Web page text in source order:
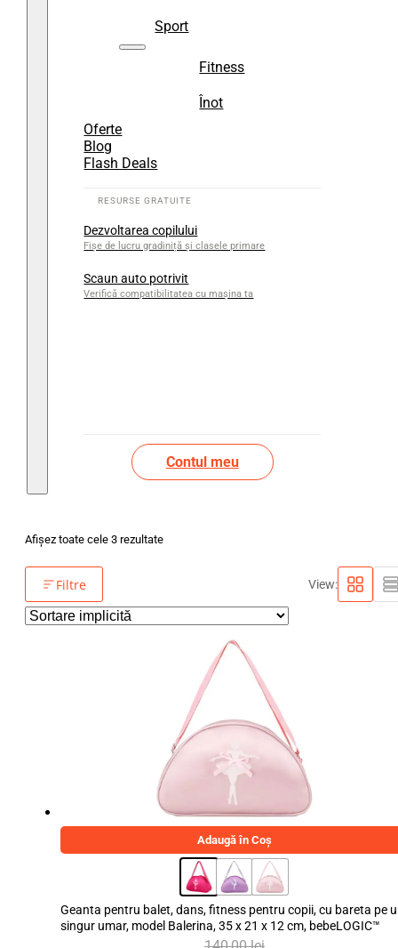
Sport
Fitness
Înot
Oferte
Blog
Flash Deals
Dezvoltarea copilului
Fișe de lucru gradiniță și clasele primare
Scaun auto potrivit
Verifică compatibilitatea cu mașina ta
Contul meu
Filtre
Afișez toate cele 3 rezultate
View:
Adaugă în Coș
Geanta pentru balet, dans, fitness pentru copii, cu bareta pe
singur umar, model Balerina, 35 x 21 x 12 cm, bebeLOGIC™